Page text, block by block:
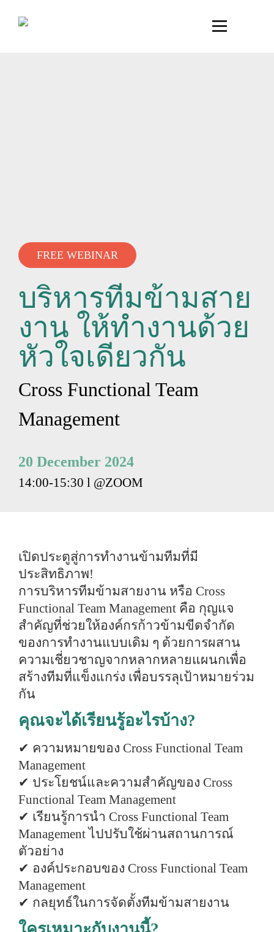
FREE WEBINAR
บริหารทีมข้ามสาย
งาน ให้ทำงานด้วย
หัวใจเดียวกัน
Cross Functional Team
Management
20 December 2024
14:00-15:30 l @ZOOM
เปิดประตูสู่การทำงานข้ามทีมที่มี
ประสิทธิภาพ!
การบริหารทีมข้ามสายงาน หรือ Cross
Functional Team Management คือ กุญแจ
สำคัญที่ช่วยให้องค์กรก้าวข้ามขีดจำกัด
ของการทำงานแบบเดิม ๆ ด้วยการผสาน
ความเชี่ยวชาญจากหลากหลายแผนกเพื่อ
สร้างทีมที่แข็งแกร่ง เพื่อบรรลุเป้าหมายร่วม
กัน
คุณจะได้เรียนรู้อะไรบ้าง?
✔ ความหมายของ Cross Functional Team
Management
✔ ประโยชน์และความสำคัญของ Cross
Functional Team Management
✔ เรียนรู้การนำ Cross Functional Team
Management ไปปรับใช้ผ่านสถานการณ์
ตัวอย่าง
✔ องค์ประกอบของ Cross Functional Team
Management
✔ กลยุทธ์ในการจัดตั้งทีมข้ามสายงาน